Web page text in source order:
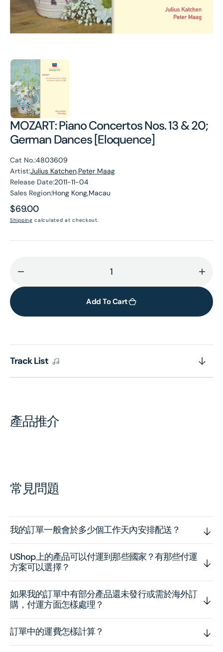
MOZART: Piano Concertos Nos. 13 & 20;
German Dances [Eloquence]
Cat No.:4803609
Artist:Julius Katchen,Peter Maag
Release Date:2011-11-04
Sales Region:Hong Kong,Macau
Regular
price
$69.00
Shipping calculated at checkout.
quantity
MOZART:
Nos.
13
[Eloquence]
for
Nos.
13
Add To Cart
Track List
產品推介
常見問題
我的訂單一般會於多少個工作天內安排配送？
UShop上的產品可以付運到那些國家？有那些付運
方案可以選擇？
如果我的訂單中有部分產品還未發行或需於海外訂
購，付運方面怎樣處理？
訂單中的運費怎樣計算？